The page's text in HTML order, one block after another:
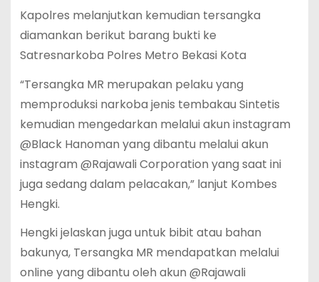
Kapolres melanjutkan kemudian tersangka
diamankan berikut barang bukti ke
Satresnarkoba Polres Metro Bekasi Kota
“Tersangka MR merupakan pelaku yang
memproduksi narkoba jenis tembakau Sintetis
kemudian mengedarkan melalui akun instagram
@Black Hanoman yang dibantu melalui akun
instagram @Rajawali Corporation yang saat ini
juga sedang dalam pelacakan,” lanjut Kombes
Hengki.
Hengki jelaskan juga untuk bibit atau bahan
bakunya, Tersangka MR mendapatkan melalui
online yang dibantu oleh akun @Rajawali